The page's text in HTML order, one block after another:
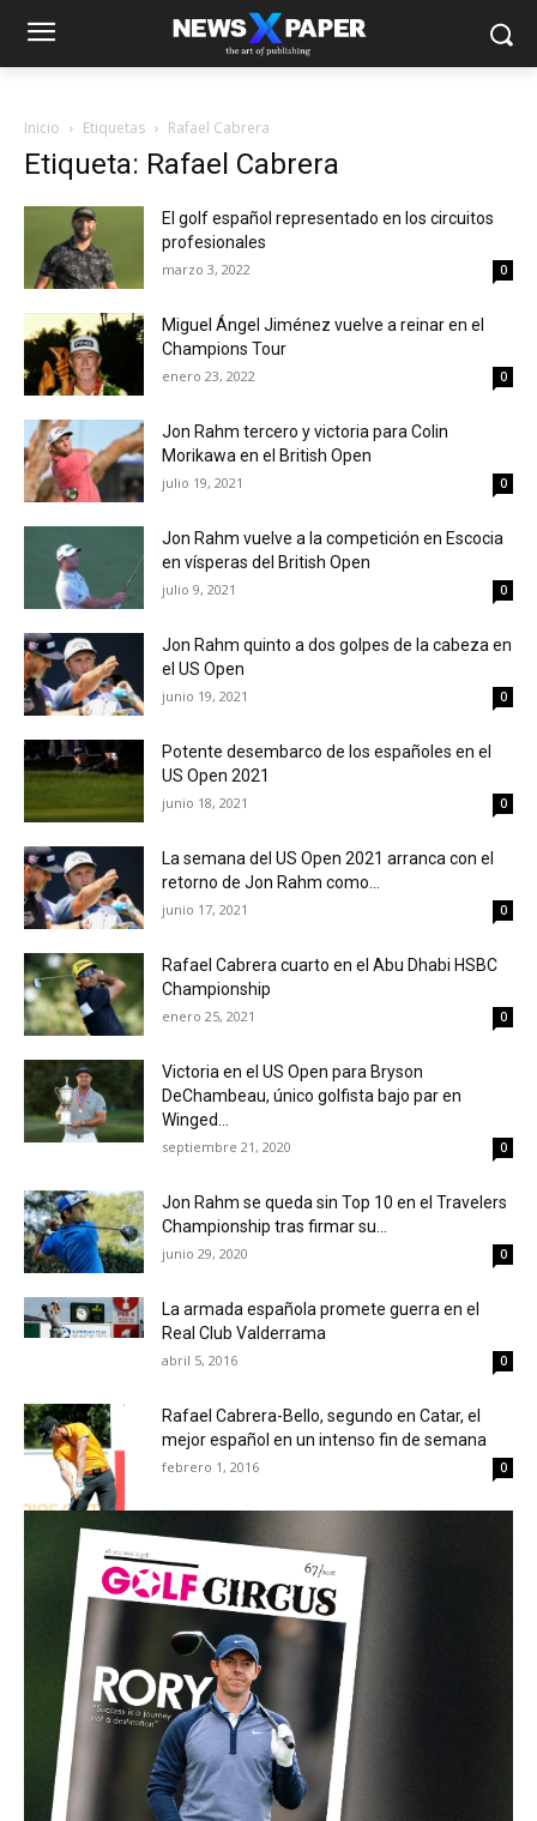
Inicio Etiquetas Rafael Cabrera
Etiqueta: Rafael Cabrera
El golf español representado en los circuitos
profesionales
marzo 3, 2022 0
Miguel Ángel Jiménez vuelve a reinar en el
Champions Tour
enero 23, 2022 0
Jon Rahm tercero y victoria para Colin
Morikawa en el British Open
julio 19, 2021 0
Jon Rahm vuelve a la competición en Escocia
en vísperas del British Open
julio 9, 2021 0
Jon Rahm quinto a dos golpes de la cabeza en
el US Open
junio 19, 2021 0
Potente desembarco de los españoles en el
US Open 2021
junio 18, 2021 0
La semana del US Open 2021 arranca con el
retorno de Jon Rahm como...
junio 17, 2021 0
Rafael Cabrera cuarto en el Abu Dhabi HSBC
Championship
enero 25, 2021 0
Victoria en el US Open para Bryson
DeChambeau, único golfista bajo par en
Winged...
septiembre 21, 2020 0
Jon Rahm se queda sin Top 10 en el Travelers
Championship tras firmar su...
junio 29, 2020 0
La armada española promete guerra en el
Real Club Valderrama
abril 5, 2016 0
Rafael Cabrera-Bello, segundo en Catar, el
mejor español en un intenso fin de semana
febrero 1, 2016 0